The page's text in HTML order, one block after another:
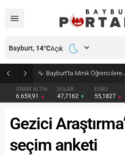
Bayburt’ta Minik Öğrencilere
GRAM ALTIN
6.659,91
DOLAR
47,7162
EURO
55,1827
Bayburt, 14°CAçık
Gezici
seçim anketi